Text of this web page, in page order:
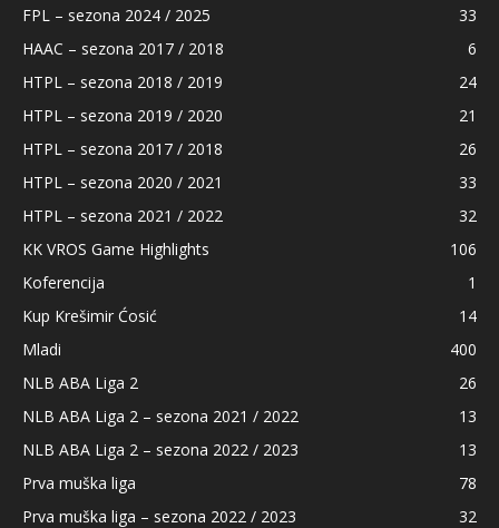
FPL – sezona 2024 / 2025
33
HAAC – sezona 2017 / 2018
6
HTPL – sezona 2018 / 2019
24
HTPL – sezona 2019 / 2020
21
HTPL – sezona 2017 / 2018
26
HTPL – sezona 2020 / 2021
33
HTPL – sezona 2021 / 2022
32
KK VROS Game Highlights
106
Koferencija
1
Kup Krešimir Ćosić
14
Mladi
400
NLB ABA Liga 2
26
NLB ABA Liga 2 – sezona 2021 / 2022
13
NLB ABA Liga 2 – sezona 2022 / 2023
13
Prva muška liga
78
Prva muška liga – sezona 2022 / 2023
32